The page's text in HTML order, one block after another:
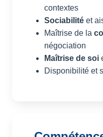
contextes
Sociabilité et
Maîtrise de la
négociation
Maîtrise de soi
Disponibilité et